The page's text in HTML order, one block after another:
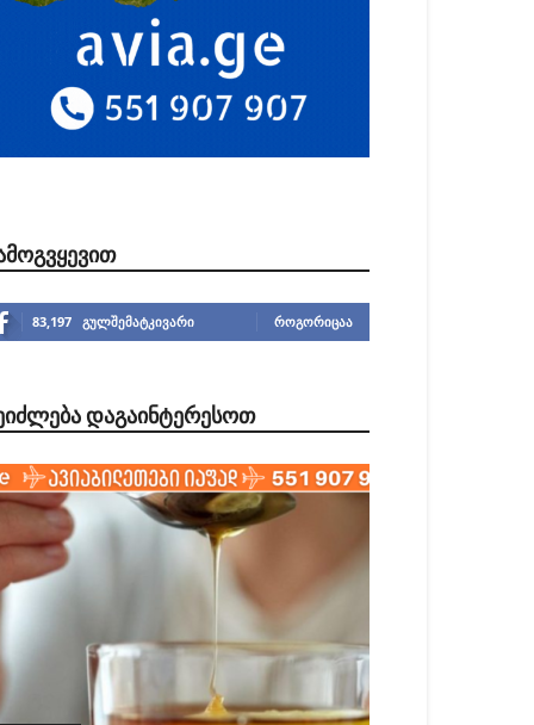
83,197 გულშემატკივარი ᲠᲝᲒᲝᲠᲘᲪᲐᲐ
ᲓᲐᲒᲐᲘᲜᲢᲔᲠᲔᲡᲝᲗ